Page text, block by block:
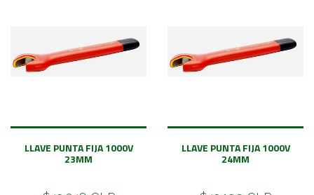
LLAVE PUNTA FIJA 1000V
23MM
LLAVE PUNTA FIJA 1000V
24MM